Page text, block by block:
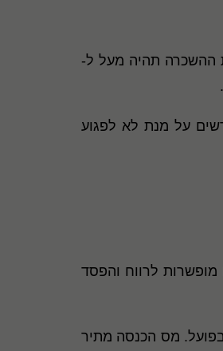
ההשכרה תהיה מעל ל-
לתת את הדעת ולהאריך ולו לתקופה מסוימת (למשל בדרך של הוראת שעה) את התקופה של 24 חודשים על מנת לא לפגוע
מופשרות לרווח והפסד
בפועל. מס הכנסה מתיר